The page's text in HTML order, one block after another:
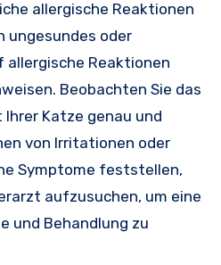
allergische Reaktionen
ungesundes oder
Reaktionen
Beobachten Sie das
Ihrer Katze genau und
von Irritationen oder
Symptome feststellen,
aufzusuchen, um eine
und Behandlung zu